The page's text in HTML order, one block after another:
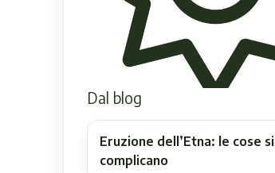
Dal blog
Eruzione dell’Etna: le cose si
complicano